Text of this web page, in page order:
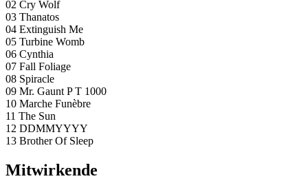
02 Cry Wolf
03 Thanatos
04 Extinguish Me
05 Turbine Womb
06 Cynthia
07 Fall Foliage
08 Spiracle
09 Mr. Gaunt P T 1000
10 Marche Funèbre
11 The Sun
12 DDMMYYYY
13 Brother Of Sleep
Mitwirkende